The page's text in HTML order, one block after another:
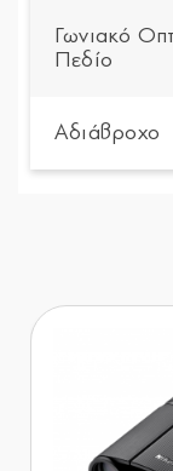
Γωνιακό
Πεδίο
Αδιάβροχο